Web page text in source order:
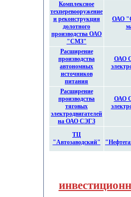
Комплексное
техперевооружение
и реконструкция
долотного
производства ОАО
"СМЗ"
ОАО
Расширение
производства
автономных
источников
питания
ОАО
Расширение
производства
тяговых
электродвигателей
на ОАО СЭГЗ
ОАО
ТЦ
"Автозаводский"